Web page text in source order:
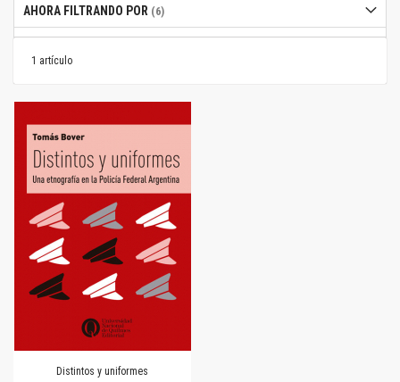
1 artículo
Distintos y uniformes
AHORA FILTRANDO POR